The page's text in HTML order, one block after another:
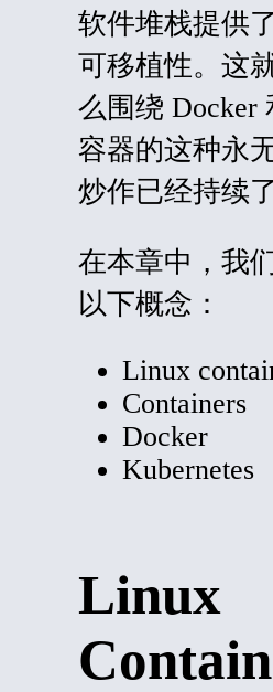
软件堆栈提供
可移植性。这
么围绕 Docker
容器的这种永
炒作已经持续
在本章中，我
以下概念：
Linux
Containers
Docker
Kubernetes
Linux